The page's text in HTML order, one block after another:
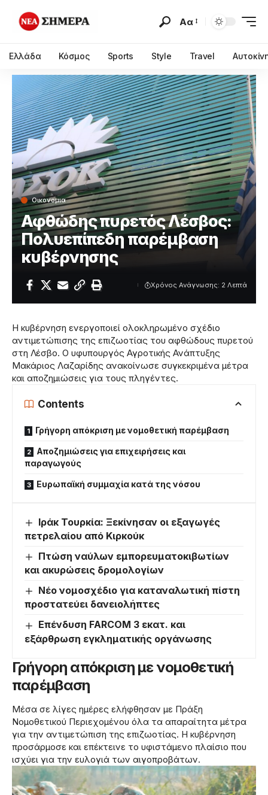
Αα
Ελλάδα Κόσμος Sports Style Travel
Οικονομια
Αφθώδης πυρετός Λέσβος:
Πολυεπίπεδη παρέμβαση
κυβέρνησης
Χρόνος Ανάγνωσης: 2 Λεπτά
Η κυβέρνηση ενεργοποιεί ολοκληρωμένο σχέδιο
αντιμετώπισης της επιζωοτίας του αφθώδους πυρετού
στη Λέσβο. Ο υφυπουργός Αγροτικής Ανάπτυξης
Μακάριος Λαζαρίδης ανακοίνωσε συγκεκριμένα μέτρα
και αποζημιώσεις για τους πληγέντες.
Contents
Γρήγορη απόκριση με νομοθετική παρέμβαση
Αποζημιώσεις για επιχειρήσεις και
παραγωγούς
Ευρωπαϊκή συμμαχία κατά της νόσου
Ιράκ Τουρκία: Ξεκίνησαν οι εξαγωγές
πετρελαίου από Κιρκούκ
Πτώση ναύλων εμπορευματοκιβωτίων
και ακυρώσεις δρομολογίων
Νέο νομοσχέδιο για καταναλωτική πίστη
προστατεύει δανειολήπτες
Επένδυση FARCOM 3 εκατ. και
εξάρθρωση εγκληματικής οργάνωσης
Γρήγορη απόκριση με νομοθετική
παρέμβαση
Μέσα σε λίγες ημέρες ελήφθησαν με Πράξη
Νομοθετικού Περιεχομένου όλα τα απαραίτητα μέτρα
για την αντιμετώπιση της επιζωοτίας. Η κυβέρνηση
προσάρμοσε και επέκτεινε το υφιστάμενο πλαίσιο που
ισχύει για την ευλογιά των αιγοπροβάτων.